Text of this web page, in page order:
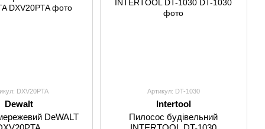
DXV20PTA
Dewalt
DeWALT
Артикул: DT-1030
Intertool
Пилосос будівельний